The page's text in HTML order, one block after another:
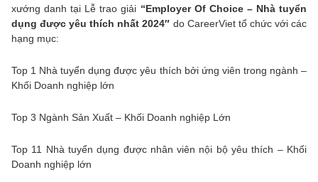
xướng danh tại Lễ trao giải “Employer Of Choice – Nhà tuyển
dụng được yêu thích nhất 2024″ do CareerViet tổ chức với các
hạng mục:
Top 1 Nhà tuyển dụng được yêu thích bởi ứng viên trong ngành –
Khối Doanh nghiệp lớn
Top 3 Ngành Sản Xuất – Khối Doanh nghiệp Lớn
Top 11 Nhà tuyển dụng được nhân viên nội bộ yêu thích – Khối
Doanh nghiệp lớn